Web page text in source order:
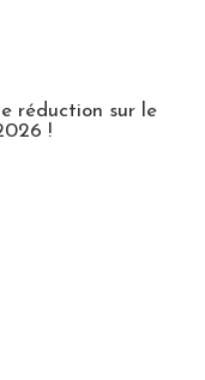
réduction sur le
!